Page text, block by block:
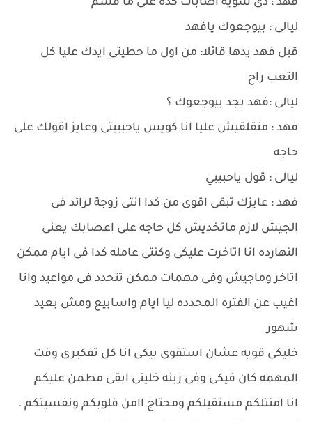
فهد : دى شوية اصابات كده على ما قسم
ليالى : بيوجعوك يافهد
قبل فهد يدها قائلا: من اول ما حطيتى ايدك عليا كل
التعب راح
ليالى :فهد بجد بيوجعوك ؟
فهد : متقلقيش عليا انا كويس ياحبيبتى وعايز اقولك على
حاجه
ليالى : قول ياحبيبي
فهد : عايزك تبقى اقوى من كدا انتى زوجة لرائد فى
الجيش لازم ماتخديش كل حاجه على اعصابك يعنى
النهارده انا اتاخرت عليكى وكنتى عامله كدا فى ايام ممكن
اتاخر وماجيش وفى مهمات ممكن تتحدد فى مواعيد وانا
اغيب عن الفتره المحدده ليا ايام واسابيع ومش بعيد
شهور
خليكى قويه عشان استقوى بيكى انا كل تفكيرى وقت
المهمه كان فيكى وفى زينه خلينى ابقى مطمن عليكم
انا امنتلكم مستقبلكم ومحتاج اامن قلوبكم ونفسيتكم .